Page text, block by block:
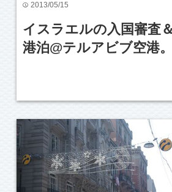
time 2013/05/15
イスラエルの入国審査
港泊@テルアビブ空港